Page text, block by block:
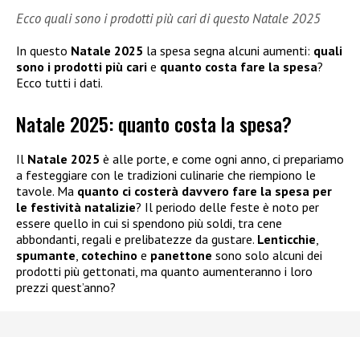
Ecco quali sono i prodotti più cari di questo Natale 2025
In questo Natale 2025 la spesa segna alcuni aumenti: quali
sono i prodotti più cari e quanto costa fare la spesa?
Ecco tutti i dati.
Natale 2025: quanto costa la spesa?
Il Natale 2025 è alle porte, e come ogni anno, ci prepariamo
a festeggiare con le tradizioni culinarie che riempiono le
tavole. Ma quanto ci costerà davvero fare la spesa per
le festività natalizie? Il periodo delle feste è noto per
essere quello in cui si spendono più soldi, tra cene
abbondanti, regali e prelibatezze da gustare. Lenticchie
spumante cotechino e panettone sono solo alcuni dei
prodotti più gettonati, ma quanto aumenteranno i loro
prezzi quest’anno?